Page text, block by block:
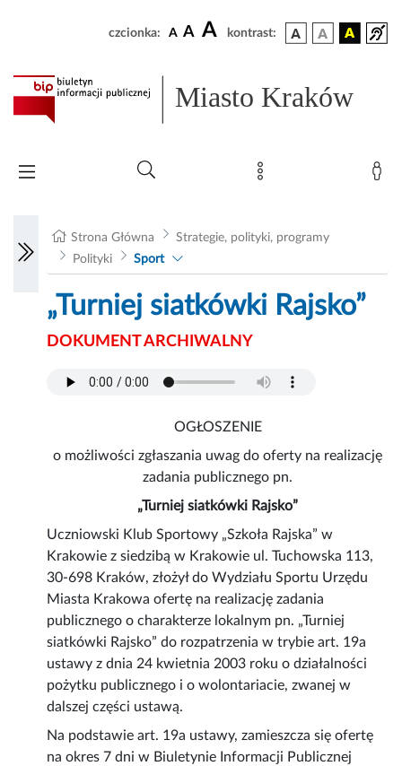
czcionka: A A A kontrast:
Miasto Kraków
Strona Główna
Strategie, polityki, programy
Polityki
Sport
„Turniej siatkówki Rajsko”
DOKUMENT ARCHIWALNY
OGŁOSZENIE
o możliwości zgłaszania uwag do oferty na realizację
zadania publicznego pn.
„Turniej siatkówki Rajsko”
Uczniowski Klub Sportowy „Szkoła Rajska” w
Krakowie z siedzibą w Krakowie ul. Tuchowska 113,
30-698 Kraków, złożył do Wydziału Sportu Urzędu
Miasta Krakowa ofertę na realizację zadania
publicznego o charakterze lokalnym pn. „Turniej
siatkówki Rajsko” do rozpatrzenia w trybie art. 19a
ustawy z dnia 24 kwietnia 2003 roku o działalności
pożytku publicznego i o wolontariacie, zwanej w
dalszej części ustawą.
Na podstawie art. 19a ustawy, zamieszcza się ofertę
na okres 7 dni w Biuletynie Informacji Publicznej